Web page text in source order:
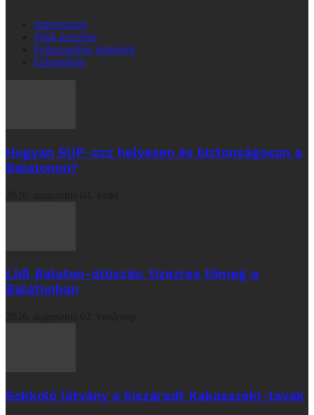
Impresszum
Sütik kezelése
Felhasználási feltételek
Elérhetőség
Hogyan SUP-ozz helyesen és biztonságosan a
Balatonon?
Lidl Balaton-átúszás: tízezres tömeg a
Balatonban
Sokkoló látvány a kiszáradt Kakasszéki-tavak